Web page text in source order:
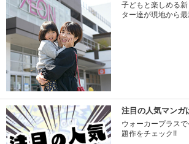
子どもと楽しめる
ター達が現地から最
注目の人気マンガ
ウォーカープラス
題作をチェック!!